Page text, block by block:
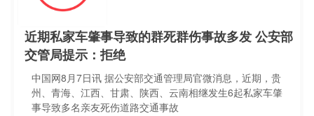
近期私家车肇事导致的群死群伤事故多发 公安部
交管局提示：拒绝
中国网8月7日讯 据公安部交通管理局官微消息，近期，贵
州、青海、江西、甘肃、陕西、云南相继发生6起私家车肇
事导致多名亲友死伤道路交通事故